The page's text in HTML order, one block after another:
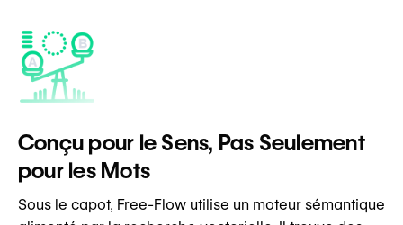
Conçu pour le Sens, Pas Seulement
pour les Mots
Sous le capot, Free-Flow utilise un moteur sémantique